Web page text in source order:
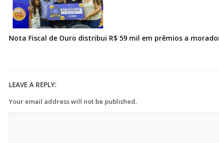
Nota Fiscal de Ouro distribui R$ 59 mil em prêmios a
LEAVE A REPLY:
Your email address will not be published.